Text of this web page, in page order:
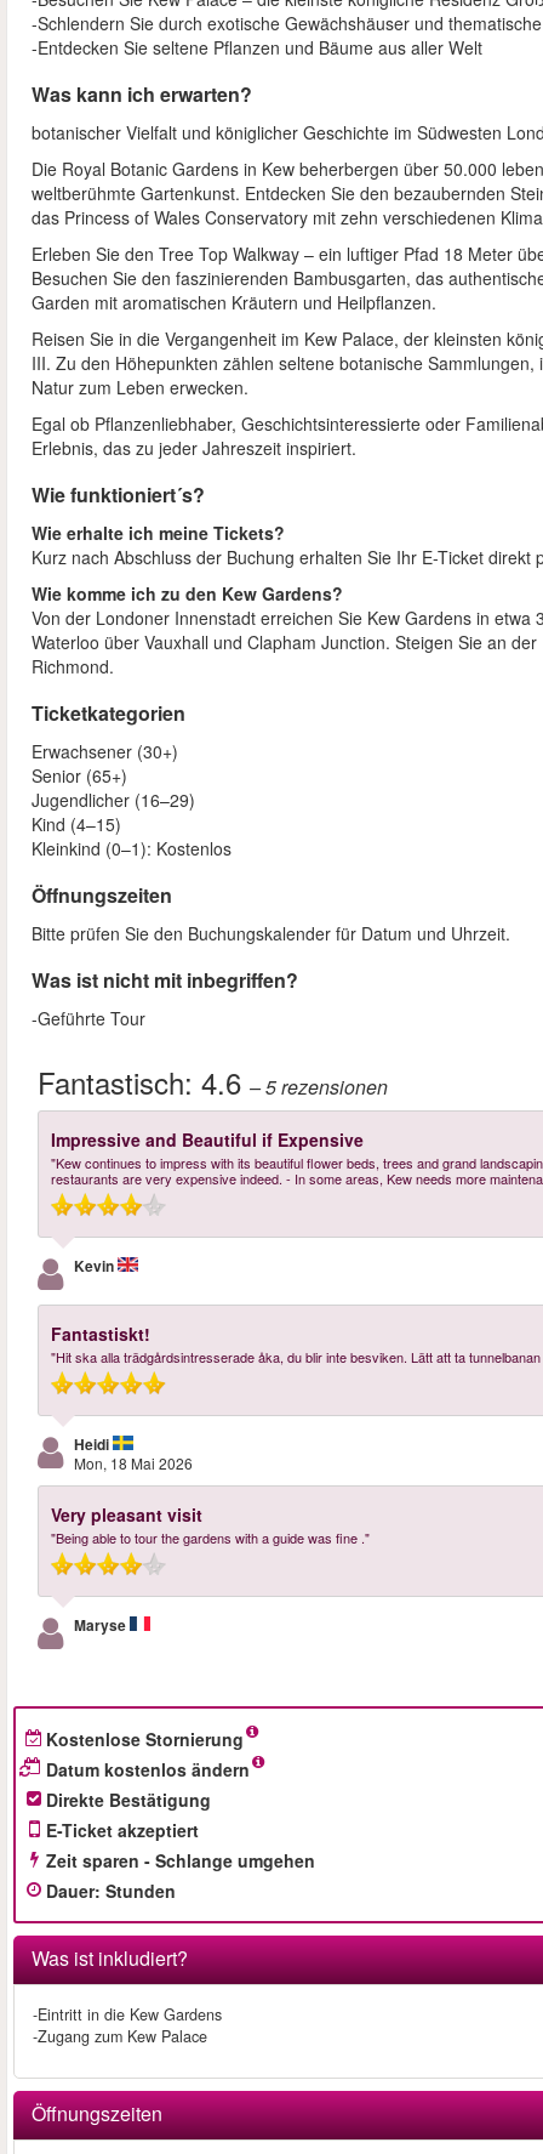
-Schlendern Sie durch exotische Gewächshäuser und
-Entdecken Sie seltene Pflanzen und Bäume aus aller Welt
Was kann ich erwarten?
botanischer Vielfalt und königlicher Geschichte im Südwesten
Die Royal Botanic Gardens in Kew beherbergen über 50.000
weltberühmte Gartenkunst. Entdecken Sie den bezaubernden
das Princess of Wales Conservatory mit zehn verschiedenen
Erleben Sie den Tree Top Walkway – ein luftiger Pfad 18 Meter
Besuchen Sie den faszinierenden Bambusgarten, das
Garden mit aromatischen Kräutern und Heilpflanzen.
Reisen Sie in die Vergangenheit im Kew Palace, der kleinsten
III. Zu den Höhepunkten zählen seltene botanische
Natur zum Leben erwecken.
Egal ob Pflanzenliebhaber, Geschichtsinteressierte oder
Erlebnis, das zu jeder Jahreszeit inspiriert.
Wie funktioniert´s?
Wie erhalte ich meine Tickets?
Kurz nach Abschluss der Buchung erhalten Sie Ihr E-Ticket direkt
Wie komme ich zu den Kew Gardens?
Von der Londoner Innenstadt erreichen Sie Kew Gardens in
Waterloo über Vauxhall und Clapham Junction. Steigen Sie an
Richmond.
Ticketkategorien
Erwachsener (30+)
Senior (65+)
Jugendlicher (16–29)
Kind (4–15)
Kleinkind (0–1): Kostenlos
Öffnungszeiten
Bitte prüfen Sie den Buchungskalender für Datum und Uhrzeit.
Was ist nicht mit inbegriffen?
-Geführte Tour
Fantastisch: 4.6 – 5rezensionen
Impressive and Beautiful if Expensive
"Kew continues to impress with its beautiful flower beds, trees and grand
restaurants are very expensive indeed. - In some areas, Kew needs more
Kevin
Fantastiskt!
"Hit ska alla trädgårdsintresserade åka, du blir inte besviken. Lätt att ta
Heidi
Mon, 18 Mai 2026
Very pleasant visit
"Being able to tour the gardens with a guide was fine ."
Maryse
Kostenlose Stornierung
Datum kostenlos ändern
Direkte Bestätigung
E-Ticket akzeptiert
Zeit sparen - Schlange umgehen
Dauer: Stunden
Was ist inkludiert?
-Eintritt in die Kew Gardens
-Zugang zum Kew Palace
Öffnungszeiten